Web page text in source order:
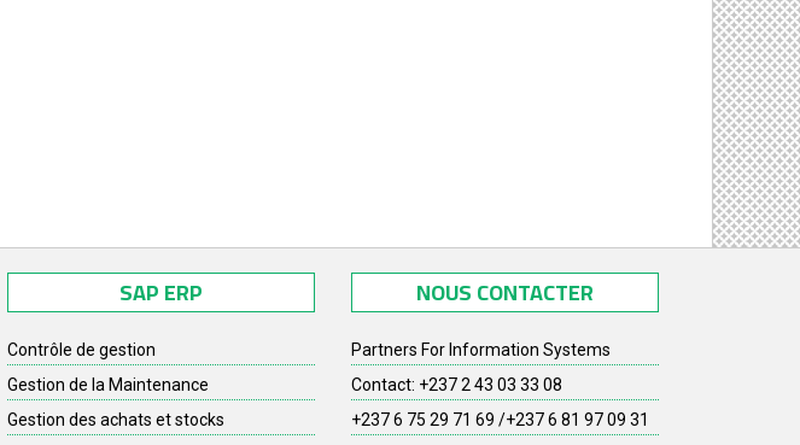
SAP ERP
Contrôle de gestion
Gestion de la Maintenance
Gestion des achats et stocks
NOUS CONTACTER
Partners For Information Systems
Contact: +237 2 43 03 33 08
+237 6 75 29 71 69 /+237 6 81 97 09 31